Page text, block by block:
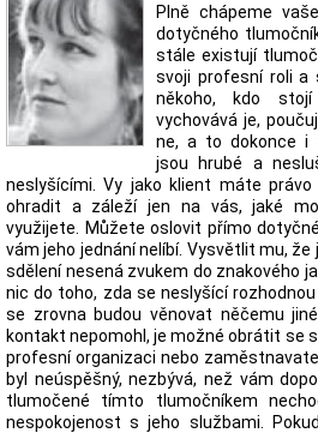
Plně chápeme
dotyčného
stále existují
svoji profesní roli a
někoho, kdo
vychovává je,
ne, a to dokonce i
jsou hrubé a
neslyšícími. Vy jako klient máte
ohradit a záleží jen na vás, jaké
využijete. Můžete oslovit přímo
vám jeho jednání nelíbí. Vysvětlit mu,
sdělení nesená zvukem do znakového
nic do toho, zda se neslyšící
se zrovna budou věnovat něčemu
kontakt nepomohl, je možné obrátit se
profesní organizaci nebo
byl neúspěšný, nezbývá, než vám
tlumočené tímto tlumočníkem
nespokojenost s jeho službami.